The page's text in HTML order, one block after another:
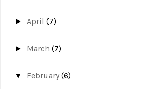
► April(7)
► March(7)
▼ February(6)